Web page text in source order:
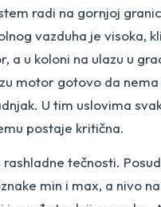
radi na gornjoj
vazduha je visoka,
a u koloni na ulazu u
motor gotovo da
U tim uslovima
postaje kritična.
tečnosti.
min i max, a nivo